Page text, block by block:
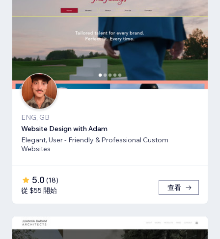
ENG, GB
Website Design with Adam
Elegant, User - Friendly & Professional Custom
Websites
5.0 (18)
從 $55 開始
查看